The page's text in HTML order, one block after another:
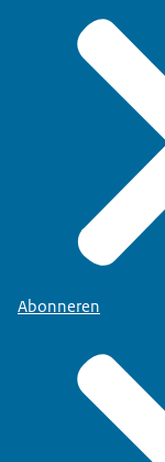
Abonneren